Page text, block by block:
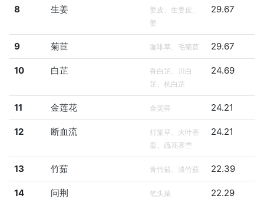
8 生姜
姜皮、生姜皮、
姜
29.67
9 菊苣 咖啡草、毛菊苣 29.67
10 白芷
香白芷、川白
芷、杭白芷
24.69
11 金莲花 金芙蓉 24.21
12 断血流
灯笼草、大叶香
薷、疏花荠苎
24.21
13 竹茹 青竹茹、淡竹茹 22.39
14 问荆 笔头菜 22.29